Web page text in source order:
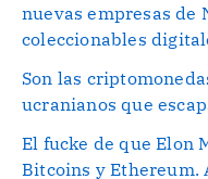
nuevas empresas de
coleccionables
Son las
ucranianos que
El fucke de que Elon
Bitcoins y Ethereum.